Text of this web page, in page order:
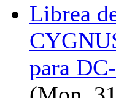
Librea
para